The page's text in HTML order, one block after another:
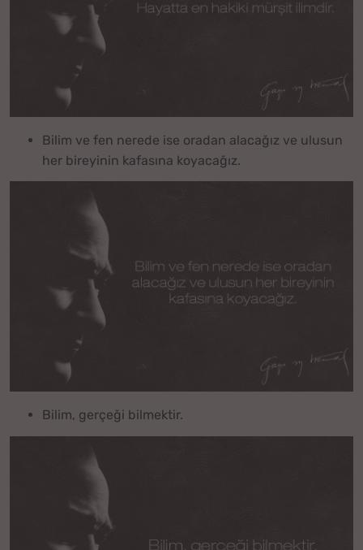
Bilim ve fen nerede ise oradan alacağız ve ulusun
her bireyinin kafasına koyacağız.
Bilim, gerçeği bilmektir.